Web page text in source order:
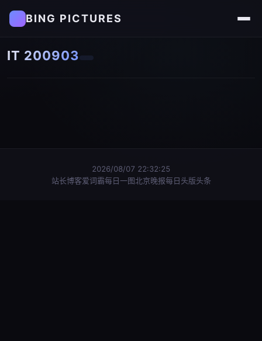
BING PICTURES
IT 200903
2026/08/07 22:32:25
站长博客爱词霸每日一图北京晚报每日头版头条